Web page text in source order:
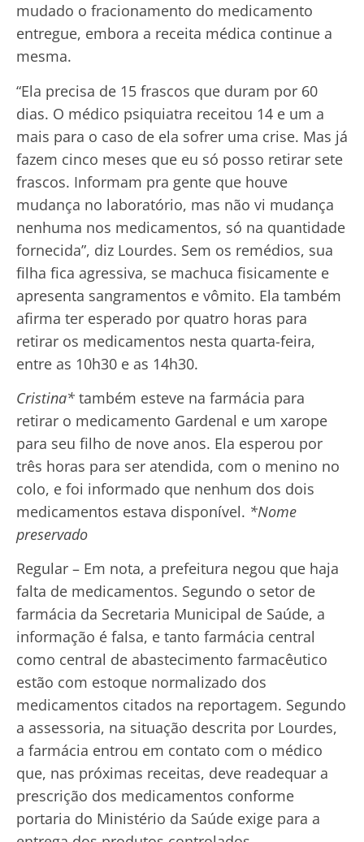
mudado o fracionamento do medicamento
entregue, embora a receita médica continue a
mesma.
“Ela precisa de 15 frascos que duram por 60
dias. O médico psiquiatra receitou 14 e um a
mais para o caso de ela sofrer uma crise. Mas já
fazem cinco meses que eu só posso retirar sete
frascos. Informam pra gente que houve
mudança no laboratório, mas não vi mudança
nenhuma nos medicamentos, só na quantidade
fornecida”, diz Lourdes. Sem os remédios, sua
filha fica agressiva, se machuca fisicamente e
apresenta sangramentos e vômito. Ela também
afirma ter esperado por quatro horas para
retirar os medicamentos nesta quarta-feira,
entre as 10h30 e as 14h30.
Cristina* também esteve na farmácia para
retirar o medicamento Gardenal e um xarope
para seu filho de nove anos. Ela esperou por
três horas para ser atendida, com o menino no
colo, e foi informado que nenhum dos dois
medicamentos estava disponível. *Nome
preservado
Regular – Em nota, a prefeitura negou que haja
falta de medicamentos. Segundo o setor de
farmácia da Secretaria Municipal de Saúde, a
informação é falsa, e tanto farmácia central
como central de abastecimento farmacêutico
estão com estoque normalizado dos
medicamentos citados na reportagem. Segundo
a assessoria, na situação descrita por Lourdes,
a farmácia entrou em contato com o médico
que, nas próximas receitas, deve readequar a
prescrição dos medicamentos conforme
portaria do Ministério da Saúde exige para a